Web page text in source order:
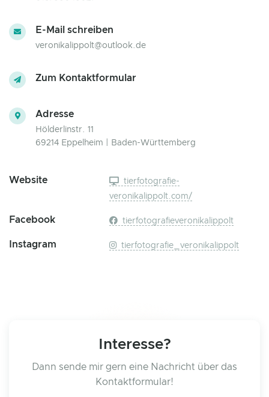
E-Mail schreiben
veronikalippolt@outlook.de
Zum Kontaktformular
Adresse
Hölderlinstr. 11
69214 Eppelheim | Baden-Württemberg
Website
tierfotografie-
veronikalippolt.com/
Facebook tierfotografieveronikalippolt
Instagram tierfotografie_veronikalippolt
Interesse?
Dann sende mir gern eine Nachricht über das
Kontaktformular!